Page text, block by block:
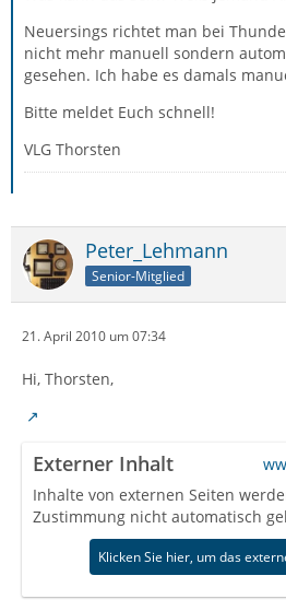
Neuersings richtet man bei
nicht mehr manuell sondern
gesehen. Ich habe es damals
Bitte meldet Euch schnell!
VLG Thorsten
Peter_Lehmann
Senior-Mitglied
21. April 2010 um 07:34
Hi, Thorsten,
Externer Inhalt
Inhalte von externen Seiten
Zustimmung nicht automatisch
Klicken Sie hier, um das